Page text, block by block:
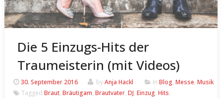
Die 5 Einzugs-Hits der
Traumeisterin (mit Videos)
30. September 2016 byAnja Hackl In Blog, Messe, Musik
Tagged Braut, Bräutigam, Brautvater, DJ, Einzug, Hits,